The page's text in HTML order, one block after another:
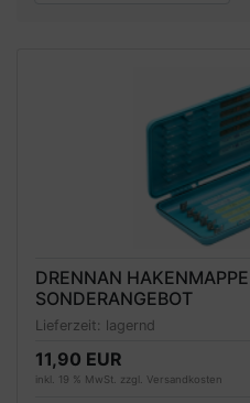
DRENNAN
SONDERANGEBOT
Lieferzeit: lagernd
11,90 EUR
inkl. 19 % MwSt. zzgl. Versandkosten